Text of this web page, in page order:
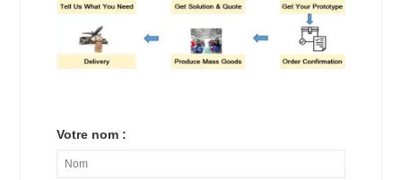
Votre nom :